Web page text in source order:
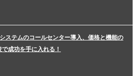
ステムのコールセンター導入、価格と機能の
で成功を手に入れる！